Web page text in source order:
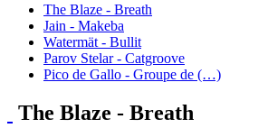
The Blaze - Breath
Jain - Makeba
Watermät - Bullit
Parov Stelar - Catgroove
Pico de Gallo - Groupe de (…)
The Blaze - Breath